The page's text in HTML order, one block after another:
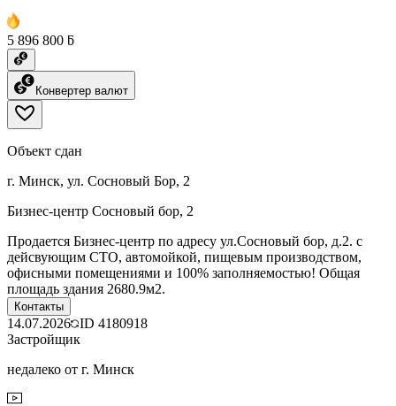
5 896 800 ƃ
Конвертер валют
Объект сдан
г. Минск, ул. Сосновый Бор, 2
Бизнес-центр Сосновый бор, 2
Продается Бизнес-центр по адресу ул.Сосновый бор, д.2. с
дейсвующим СТО, автомойкой, пищевым производством,
офисными помещениями и 100% заполняемостью! Общая
площадь здания 2680.9м2.
Контакты
14.07.2026 ID 4180918
Застройщик
недалеко от г. Минск